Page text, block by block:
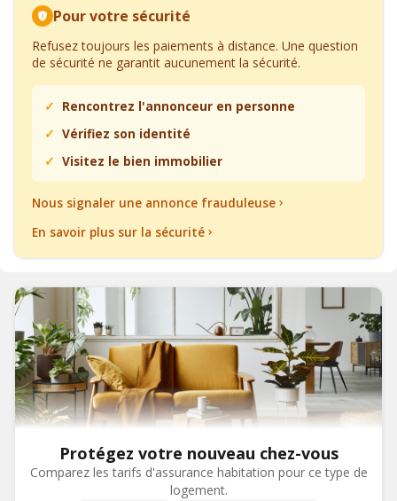
Pour votre sécurité
Refusez toujours les paiements à distance. Une question
de sécurité ne garantit aucunement la sécurité.
Rencontrez l'annonceur en personne
Vérifiez son identité
Visitez le bien immobilier
Nous signaler une annonce frauduleuse
En savoir plus sur la sécurité
Protégez votre nouveau chez-vous
Comparez les tarifs d'assurance habitation pour ce type de
logement.